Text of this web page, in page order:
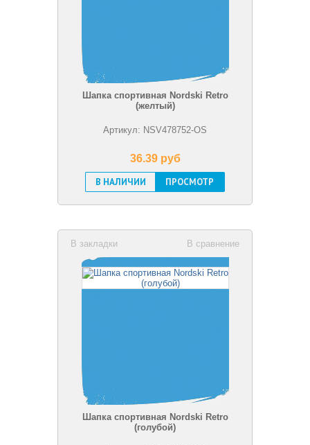
Шапка спортивная Nordski Retro
(желтый)
Артикул: NSV478752-OS
36.39 pуб
В НАЛИЧИИ
ПРОСМОТР
В сравнение
В закладки
Шапка спортивная Nordski Retro
(голубой)